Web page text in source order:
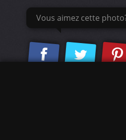
Vous aimez cette